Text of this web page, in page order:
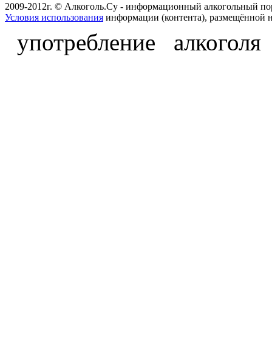
2009-2012г. © Алкоголь.Су - информационный алкогольный
Условия использования информации (контента), размещённой
употребление